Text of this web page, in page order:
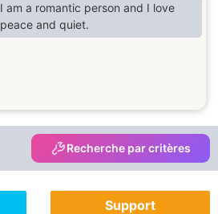
I am a romantic person and I love
peace and quiet.
Recherche par critères
Support